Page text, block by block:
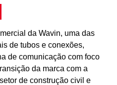
da Wavin, uma das
de tubos e conexões,
de comunicação com foco
da marca com a
de construção civil e